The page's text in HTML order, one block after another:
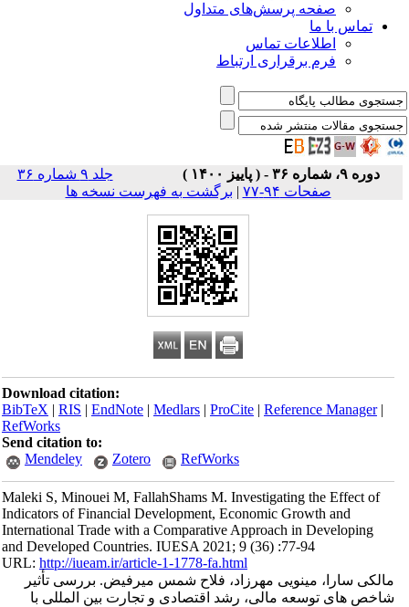
صفحه پرسش‌های متداول
تماس با ما
اطلاعات تماس
فرم برقراری ارتباط
دوره ۹، شماره ۳۶ - ( پاییز ۱۴۰۰ )
جلد ۹ شماره ۳۶
صفحات ۹۴-۷۷
|برگشت به فهرست نسخه ها
Download citation:
BibTeX|RIS|EndNote|Medlars|ProCite|Reference Manager
RefWorks
Send citation to:
Mendeley
Zotero RefWorks
Maleki S, Minouei M, FallahShams M. Investigating the Effect of
Indicators of Financial Development, Economic Growth and
International Trade with a Comparative Approach in Developing
and Developed Countries. IUESA 2021; 9 (36) :77-94
URL:http://iueam.ir/article-1-1778-fa.html
مالکی سارا، مینویی مهرزاد، فلاح شمس میرفیض. بررسی تأثیر
شاخص‎ های توسعه مالی، رشد اقتصادی و تجارت بین ‎المللی با